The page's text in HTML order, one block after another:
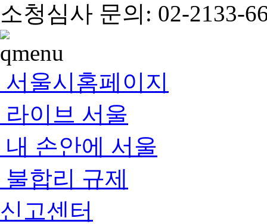
소청심사 문의: 02-2133-
서울시홈페이지
라이브 서울
내 손안에 서울
불합리 규제
신고센터